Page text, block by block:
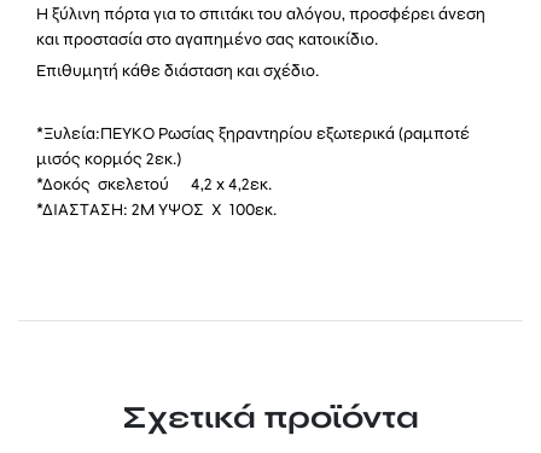
Η ξύλινη πόρτα για το σπιτάκι του αλόγου, προσφέρει άνεση
και προστασία στο αγαπημένο σας κατοικίδιο.
Επιθυμητή κάθε διάσταση και σχέδιο.
*Ξυλεία:ΠΕΥΚΟ Ρωσίας ξηραντηρίου εξωτερικά (ραμποτέ
μισός κορμός 2εκ.)
*Δοκός σκελετού 4,2 x 4,2εκ.
*ΔΙΑΣΤΑΣΗ: 2Μ ΥΨΟΣ Χ 100εκ.
Σχετικά προϊόντα